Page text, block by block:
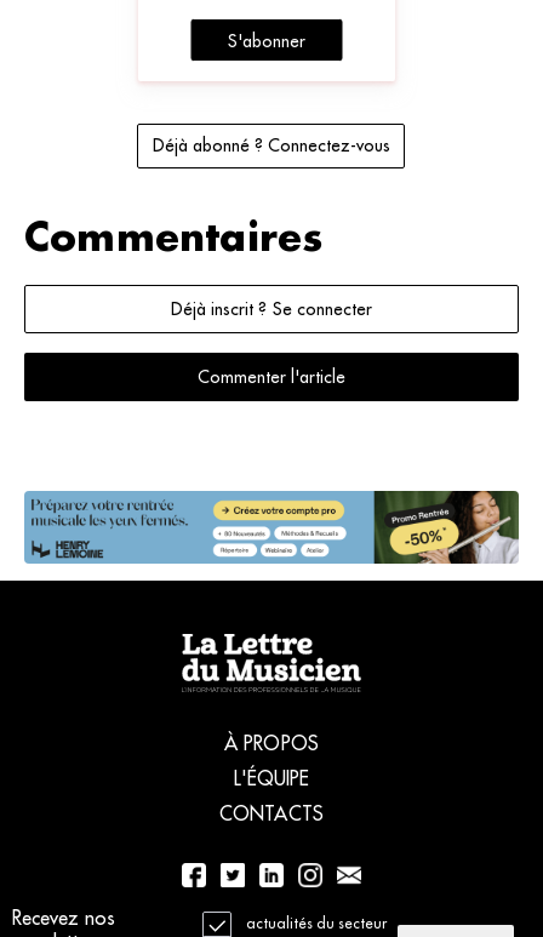
Recevez nos
actualités du secteur
S'abonner
Déjà abonné ? Connectez-vous
Commentaires
Déjà inscrit ? Se connecter
Commenter l'article
À PROPOS
L'ÉQUIPE
CONTACTS
01 56 77 04 00